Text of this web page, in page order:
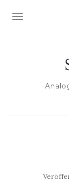
NAVIGATION